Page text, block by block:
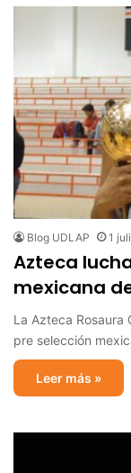
Blog UDLAP 1
Azteca
mexicana
La Azteca Rosaura
pre selección
Leer más »